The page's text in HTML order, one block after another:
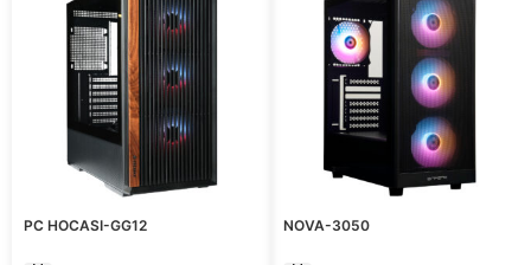
PC HOCASI-GG12 NOVA-3050